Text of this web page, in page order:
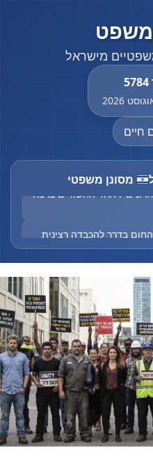
מישראל
חיים
מסונן משפטי
בדרך להכבדה רצינית
אחד החשודים ברצח
בדרך להכבדה רצינית
עתלית - מצבו קשה